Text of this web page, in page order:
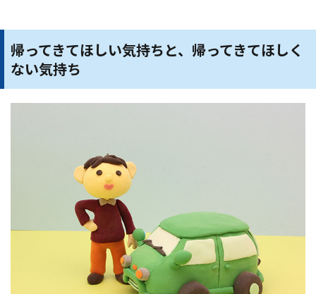
帰ってきてほしい気持ちと、帰ってきてほしく
ない気持ち